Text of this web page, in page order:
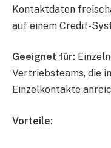
Kontaktdaten
auf einem Credit-
Geeignet für:
Vertriebsteams, die
Einzelkontakte
Vorteile: